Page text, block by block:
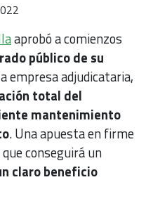
aprobó a comienzos
público de su
empresa adjudicataria,
total del
mantenimiento
. Una apuesta en firme
conseguirá un
claro beneficio